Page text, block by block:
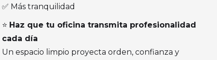
✅ Más tranquilidad
⭐ Haz que tu oficina transmita profesionalidad
cada día
Un espacio limpio proyecta orden, confianza y